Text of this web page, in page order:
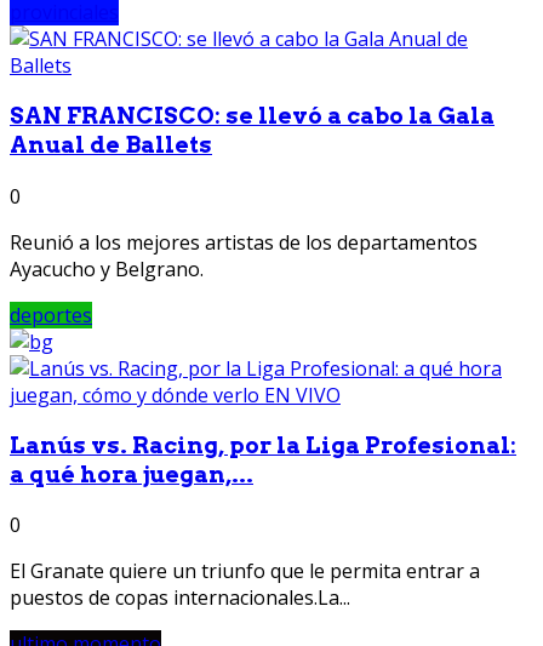
SAN FRANCISCO: se llevó a cabo la Gala
Anual de Ballets
0
Reunió a los mejores artistas de los departamentos
Ayacucho y Belgrano.
deportes
Lanús vs. Racing, por la Liga Profesional:
a qué hora juegan,...
0
El Granate quiere un triunfo que le permita entrar a
puestos de copas internacionales.La...